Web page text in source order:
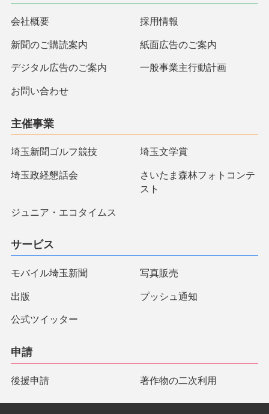
会社概要 採用情報
新聞のご購読案内 紙面広告のご案内
デジタル広告のご案内 一般事業主行動計画
お問い合わせ
主催事業
埼玉新聞ゴルフ競技 埼玉文学賞
埼玉政経懇話会
さいたま森林フォトコンテ
スト
ジュニア・エコタイムス
サービス
モバイル埼玉新聞 写真販売
出版 プッシュ通知
公式ツイッター
申請
後援申請 著作物の二次利用